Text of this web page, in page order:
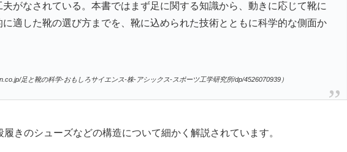
がなされている。本書ではまず足に関する知識から、動きに応じて靴に
適した靴の選び方までを、靴に込められた技術とともに科学的な側面か
靴の科学-おもしろサイエンス-株-アシックス-スポーツ工学研究所/dp/4526070939）
きのシューズなどの構造について細かく解説されています。